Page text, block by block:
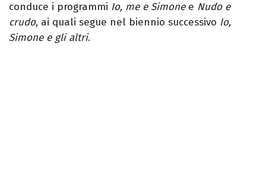
conduce i programmi Io, me e Simonee Nudo e
crudo, ai quali segue nel biennio successivo Io,
Simone e gli altri.